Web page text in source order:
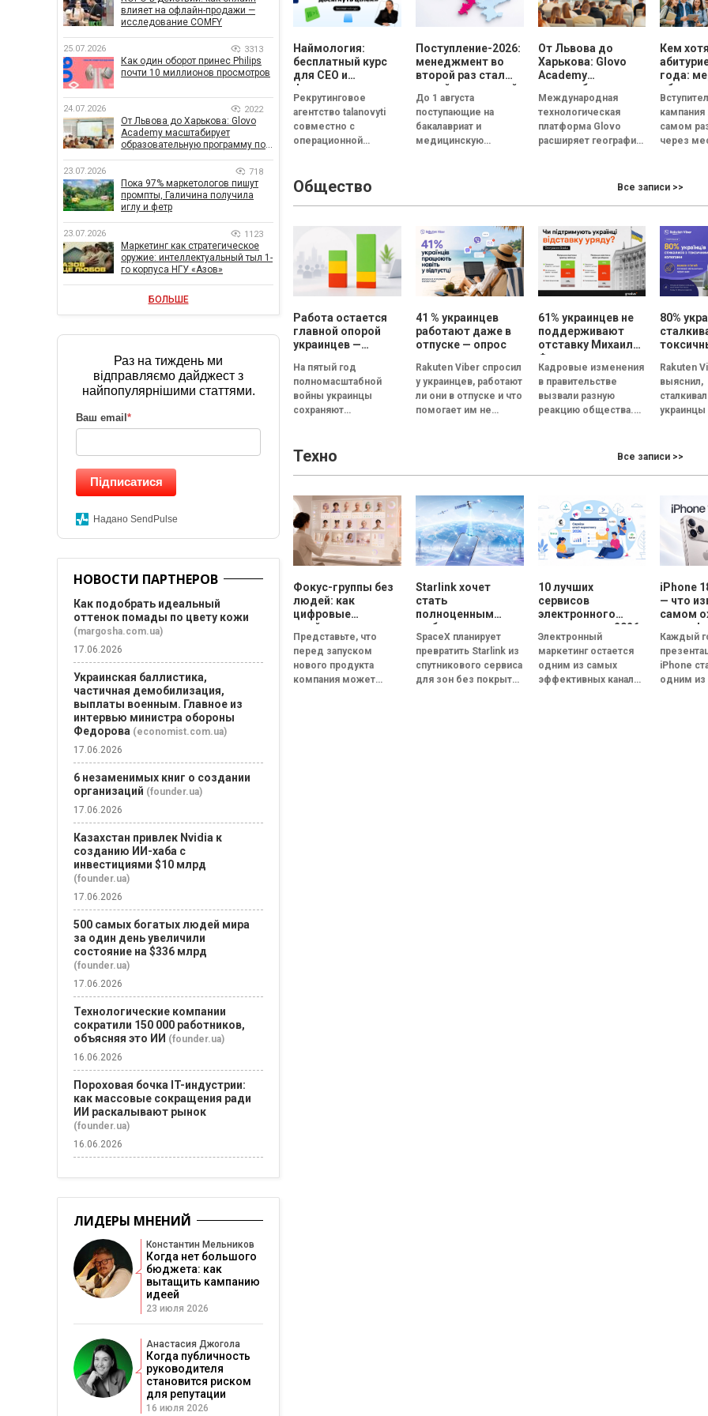
Наймология:
бесплатный курс
для CEO и
фаундеров
Рекрутинговое
агентство talanovyti
совместно с
операционной
FRACTAL) запускают
бесплатный курс
Поступление-2026:
менеджмент во
второй раз стал
самой популярной
специальностью, а
количество
заявлений —
рекордным за
До 1 августа
поступающие на
бакалавриат и
медицинскую
От Львова до
Харькова: Glovo
Academy
масштабирует
образовательную
программу по
поддержке
украинского
Международная
технологическая
платформа Glovo
расширяет географию
Academy в Украине.
и среднему бизнесу
(МСБ)
адаптироваться...
Кем
года:
вуз
кампания
самом
через
поступили
Общество Все записи >>
Работа остается
главной опорой
украинцев —
исследования
Барометр качества
жизни 2026
На пятый год
полномасштабной
войны украинцы
сохраняют
восприятие качества
формирующих общую
оценку жизни...
41 % украинцев
работают даже в
отпуске — опрос
Rakuten Viber спросил
у украинцев, работают
ли они в отпуске и что
помогает им не
61% украинцев не
поддерживают
отставку Михаила
Федорова – опрос
Gradus
Кадровые изменения
в правительстве
вызвали разную
реакцию общества.
мнения опрошенных
80%
каждый
ищет
— опрос
Rakuten
выяснил,
украинцы
и как они
Техно Все записи >>
Фокус-группы без
людей: как
цифровые
двойники
покупателей
изменят
маркетинговые
исследования
Представьте, что
перед запуском
нового продукта
компания может
Starlink хочет
стать
полноценным
мобильным
оператором:
SpaceX готовит
конкурента
Verizon, AT&T и T-
SpaceX планирует
превратить Starlink из
спутникового сервиса
для зон без покрытия
10 лучших
сервисов
электронного
маркетинга в 2026
году: сравнение
возможностей и
функций
Электронный
маркетинг остается
одним из самых
эффективных каналов
iPhone
— что
самом
Каждый
iPhone
одним из
влияет на офлайн-продажи —
исследование COMFY
25.07.2026 3313
Как один оборот принес Philips
почти 10 миллионов просмотров
24.07.2026 2022
От Львова до Харькова: Glovo
Academy масштабирует
образовательную программу по
23.07.2026 718
Пока 97% маркетологов пишут
промпты, Галичина получила
иглу и фетр
23.07.2026 1123
Маркетинг как стратегическое
оружие: интеллектуальный тыл 1-
го корпуса НГУ «Азов»
БОЛЬШЕ
Раз на тиждень ми
відправляємо дайджест з
найпопулярнішими статтями.
Ваш email *
Підписатися
Надано SendPulse
НОВОСТИ ПАРТНЕРОВ
Как подобрать идеальный
оттенок помады по цвету кожи
(margosha.com.ua)
17.06.2026
Украинская баллистика,
частичная демобилизация,
выплаты военным. Главное из
интервью министра обороны
Федорова (economist.com.ua)
17.06.2026
6 незаменимых книг о создании
организаций (founder.ua)
17.06.2026
Казахстан привлек Nvidia к
созданию ИИ-хаба с
инвестициями $10 млрд
(founder.ua)
17.06.2026
500 самых богатых людей мира
за один день увеличили
состояние на $336 млрд
(founder.ua)
17.06.2026
Технологические компании
сократили 150 000 работников,
объясняя это ИИ (founder.ua)
16.06.2026
Пороховая бочка IT-индустрии:
как массовые сокращения ради
ИИ раскалывают рынок
(founder.ua)
16.06.2026
ЛИДЕРЫ МНЕНИЙ
Константин Мельников
Когда нет большого
бюджета: как
вытащить кампанию
идеей
23 июля 2026
Анастасия Джогола
Когда публичность
руководителя
становится риском
для репутации
16 июля 2026